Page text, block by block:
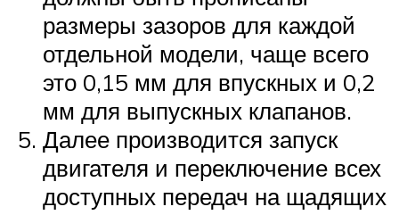
размеры зазоров для каждой
отдельной модели, чаще всего
это 0,15 мм для впускных и 0,2
мм для выпускных клапанов.
Далее производится запуск
двигателя и переключение всех
доступных передач на щадящих